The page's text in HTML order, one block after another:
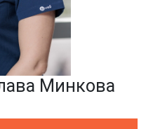
Минкова